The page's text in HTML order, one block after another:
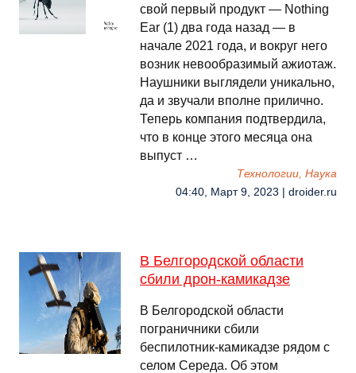
свой первый продукт — Nothing
Ear (1) два года назад — в
начале 2021 года, и вокруг него
возник невообразимый ажиотаж.
Наушники выглядели уникально,
да и звучали вполне прилично.
Теперь компания подтвердила,
что в конце этого месяца она
выпуст …
Технологии, Наука
04:40, Март 9, 2023 | droider.ru
В Белгородской области
сбили дрон-камикадзе
В Белгородской области
пограничники сбили
беспилотник-камикадзе рядом с
селом Середа. Об этом